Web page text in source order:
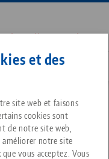
et des
site web et faisons
cookies sont
de notre site web,
notre site
vous acceptez. Vous
d'une seule source
de serrage à
de LANG